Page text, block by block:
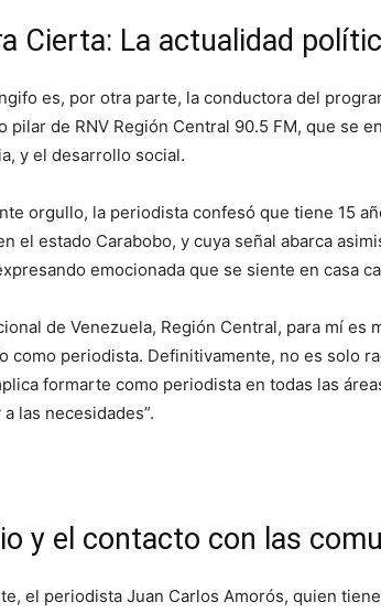
Cierta: La actualidad
es, por otra parte, la conductora del
pilar de RNV Región Central 90.5 FM, que se
y el desarrollo social.
orgullo, la periodista confesó que tiene 15
el estado Carabobo, y cuya señal abarca
emocionada que se siente en casa
de Venezuela, Región Central, para mí es
como periodista. Definitivamente, no es solo
formarte como periodista en todas las
las necesidades”.
y el contacto con las
el periodista Juan Carlos Amorós, quien